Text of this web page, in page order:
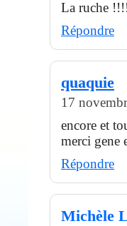
La ruche
Répondre
quaquie
17
encore et
merci gene
Répondre
Michèle